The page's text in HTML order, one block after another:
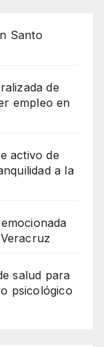
Santo
de
empleo en
activo de
a la
salud para
psicológico